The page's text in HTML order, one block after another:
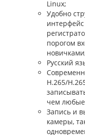
Linux;
Удобно
порогом
Русский
H.265/
чем любые
Запись и
камеры,